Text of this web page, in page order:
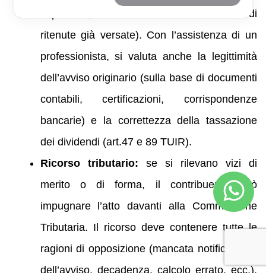
imponibile, mancata considerazione di
ritenute già versate). Con l’assistenza di un
professionista, si valuta anche la legittimità
dell’avviso originario (sulla base di documenti
contabili, certificazioni, corrispondenze
bancarie) e la correttezza della tassazione
dei dividendi (art.47 e 89 TUIR).
Ricorso tributario: se si rilevano vizi di
merito o di forma, il contribuente può
impugnare l’atto davanti alla Commissione
Tributaria. Il ricorso deve contenere tutte le
ragioni di opposizione (mancata notificazione
dell’avviso, decadenza, calcolo errato, ecc.).